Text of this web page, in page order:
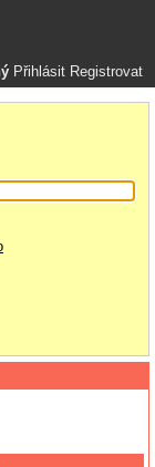
Přihlásit Registrovat